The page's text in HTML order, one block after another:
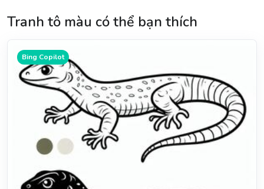
Tranh tô màu có thể bạn thích
Bing Copilot